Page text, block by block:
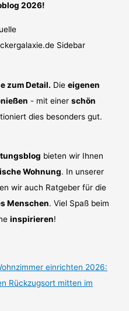
2026!
zum Detail. Dieeigenen
- mit einerschön
dies besonders gut.
bieten wir Ihnen
Wohnung. In unserer
wir auch Ratgeber für die
Menschen. Viel Spaß beim
inspirieren!
einrichten 2026:
Rückzugsort mitten im